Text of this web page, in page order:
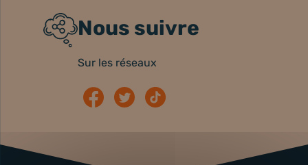
Nous suivre
Sur les réseaux